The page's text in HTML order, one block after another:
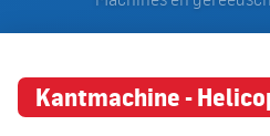
Kantmachine -